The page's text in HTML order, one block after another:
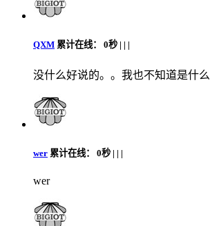
QXM 累计在线： 0秒 | | |
没什么好说的。。我也不知道是什么
wer 累计在线： 0秒 | | |
wer